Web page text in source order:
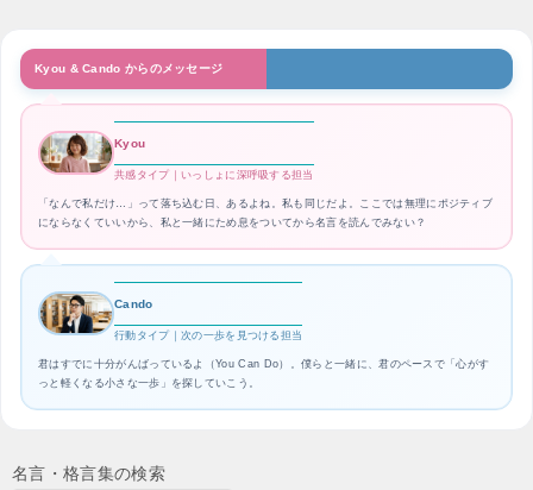
Kyou & Cando からのメッセージ
Kyou
共感タイプ｜いっしょに深呼吸する担当
「なんで私だけ…」って落ち込む日、あるよね。私も同じだよ。ここでは無理にポジティブ
にならなくていいから、私と一緒にため息をついてから名言を読んでみない？
Cando
行動タイプ｜次の一歩を見つける担当
君はすでに十分がんばっているよ（You Can Do）。僕らと一緒に、君のペースで「心がす
っと軽くなる小さな一歩」を探していこう。
名言・格言集の検索